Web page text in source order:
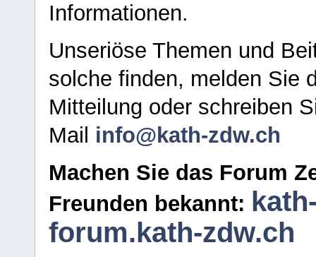
Informationen.
Unseriöse Themen und
solche finden, melden Sie
Mitteilung oder schreiben
Mail info@kath-zdw.ch
Machen Sie das Forum
Freunden bekannt:
forum.kath-zdw.ch